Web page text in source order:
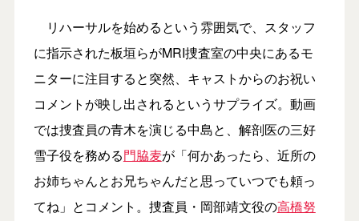
リハーサルを始めるという雰囲気で、スタッフ
に指示された板垣らがMRI捜査室の中央にあるモ
ニターに注目すると突然、キャストからのお祝い
コメントが映し出されるというサプライズ。動画
では捜査員の青木を演じる中島と、解剖医の三好
雪子役を務める門脇麦が「何かあったら、近所の
お姉ちゃんとお兄ちゃんだと思っていつでも頼っ
てね」とコメント。捜査員・岡部靖文役の高橋努